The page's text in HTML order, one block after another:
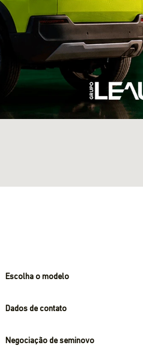
Escolha o modelo
Dados de contato
Negociação de seminovo